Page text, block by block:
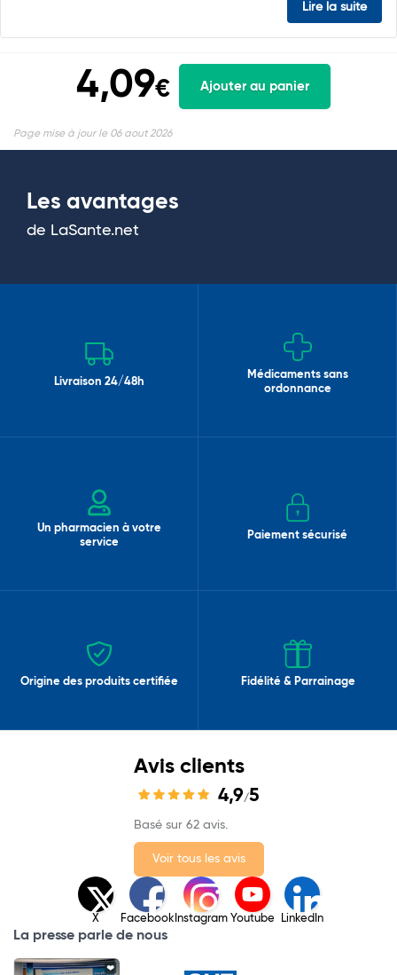
Lire la suite
4,09€ Ajouter au panier
Page mise à jour le 06 aout 2026
Les avantages
de LaSante.net
Livraison 24/48h
Médicaments sans
ordonnance
Un pharmacien à votre
service
Paiement sécurisé
Origine des produits certifiée Fidélité & Parrainage
Avis clients
4,9/5
Basé sur 62 avis.
Voir tous les avis
X Facebook Instagram Youtube LinkedIn
La presse parle de nous